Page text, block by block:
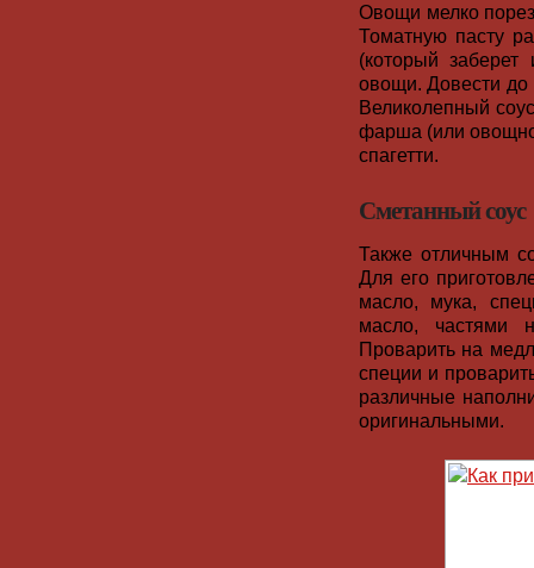
Овощи мелко
Томатную пасту
(который
овощи. Довести до
Великолепный
фарша (или
спагетти.
Сметанный соус
Также отличным
Для его
масло, мука,
масло, частями
Проварить на
специи и
различные
оригинальными.